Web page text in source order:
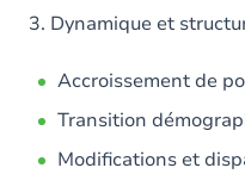
3. Dynamique et
Accroissement de
Transition
Modifications et